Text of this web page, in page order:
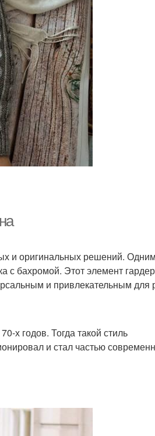
и оригинальных решений.
с бахромой. Этот элемент
и привлекательным для
х годов. Тогда такой стиль
и стал частью